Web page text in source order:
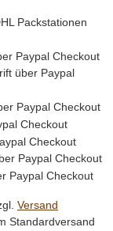
Versand
Standardversand